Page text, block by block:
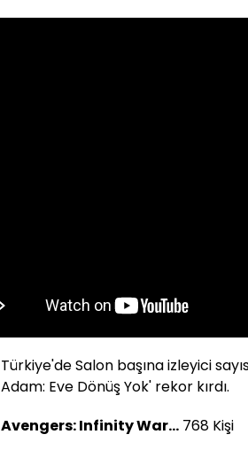
Türkiye'de Salon başına izleyici
Adam: Eve Dönüş Yok' rekor kırdı.
Avengers: Infinity War... 768 Kişi